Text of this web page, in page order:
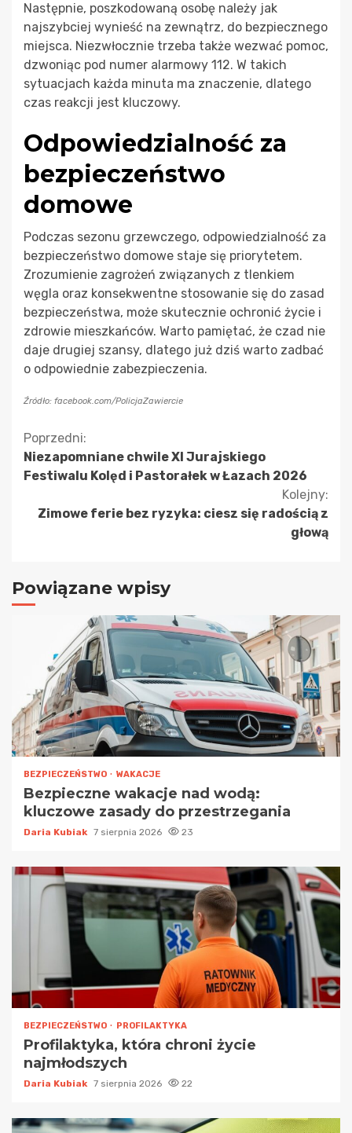
Następnie, poszkodowaną osobę należy jak
najszybciej wynieść na zewnątrz, do bezpiecznego
miejsca. Niezwłocznie trzeba także wezwać pomoc,
dzwoniąc pod numer alarmowy 112. W takich
sytuacjach każda minuta ma znaczenie, dlatego
czas reakcji jest kluczowy.
Odpowiedzialność za
bezpieczeństwo
domowe
Podczas sezonu grzewczego, odpowiedzialność za
bezpieczeństwo domowe staje się priorytetem.
Zrozumienie zagrożeń związanych z tlenkiem
węgla oraz konsekwentne stosowanie się do zasad
bezpieczeństwa, może skutecznie ochronić życie i
zdrowie mieszkańców. Warto pamiętać, że czad nie
daje drugiej szansy, dlatego już dziś warto zadbać
o odpowiednie zabezpieczenia.
Źródło: facebook.com/PolicjaZawiercie
Kontynuuj
czytanie
Poprzedni:
Niezapomniane chwile XI Jurajskiego
Festiwalu Kolęd i Pastorałek w Łazach 2026
Kolejny:
Zimowe ferie bez ryzyka: ciesz się radością z
głową
Powiązane wpisy
BEZPIECZEŃSTWO WAKACJE
Bezpieczne wakacje nad wodą:
kluczowe zasady do przestrzegania
Daria Kubiak 7 sierpnia 2026 23
BEZPIECZEŃSTWO PROFILAKTYKA
Profilaktyka, która chroni życie
najmłodszych
Daria Kubiak 7 sierpnia 2026 22